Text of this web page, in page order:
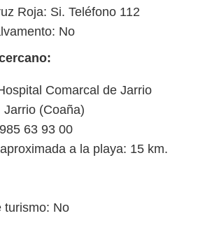
Roja: Si. Teléfono 112
No
Comarcal de Jarrio
Jarrio (Coaña)
63 93 00
a la playa: 15 km.
turismo: No